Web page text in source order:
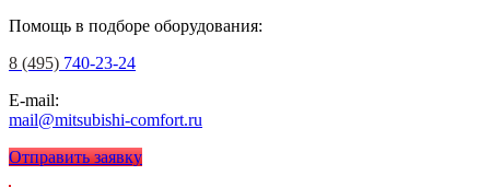
Помощь в подборе оборудования:
8 (495) 740-23-24
E-mail:
mail@mitsubishi-comfort.ru
Отправить заявку